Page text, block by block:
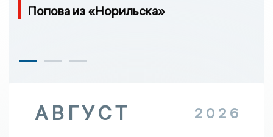
Попова из «Норильска»
АВГУСТ 2026